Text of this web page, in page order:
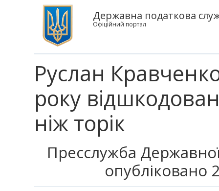
Державна податкова
Офіційний портал
Руслан
року
ніж торік
Пресслужба
опубліковано